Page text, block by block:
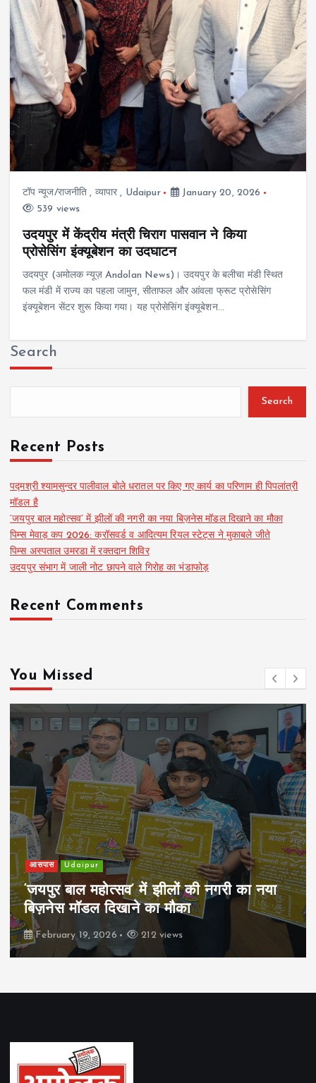
टॉप न्यूज/राजनीति , व्यापार , Udaipur
January 20, 2026
539 views
उदयपुर में केंद्रीय मंत्री चिराग पासवान ने किया
प्रोसेसिंग इंक्यूबेशन का उदघाटन
उदयपुर (अमोलक न्यूज़ Andolan News)। उदयपुर के बलीचा मंडी स्थित
फल मंडी में राज्य का पहला जामुन, सीताफल और आंवला फ्रूट प्रोसेसिंग
इंक्यूबेशन सेंटर शुरू किया गया। यह प्रोसेसिंग इंक्यूबेशन…
Search
Search
Recent Posts
पद्मश्री श्यामसुन्दर पालीवाल बोले धरातल पर किए गए कार्य का परिणाम ही पिपलांत्री
मॉडल है
‘जयपुर बाल महोत्सव’ में झीलों की नगरी का नया बिज़नेस मॉडल दिखाने का मौका
पिम्स मेवाड़ कप 2026: क्रॉसवर्ड व आदित्यम रियल स्टेट्स ने मुकाबले जीते
पिम्स अस्पताल उमरडा में रक्तदान शिविर
उदयपुर संभाग में जाली नोट छापने वाले गिरोह का भंडाफोड़
Recent Comments
You Missed
आसपास Udaipur
‘जयपुर बाल महोत्सव’ में झीलों की नगरी का नया
बिज़नेस मॉडल दिखाने का मौका
February 19, 2026 212 views